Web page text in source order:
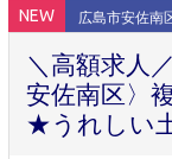
NEW 広島市安佐南
＼高額求人
安佐南区〉
★うれしい